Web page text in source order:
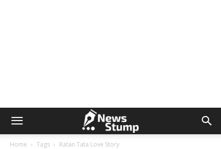
Home Tags Ratan Tata Love Story